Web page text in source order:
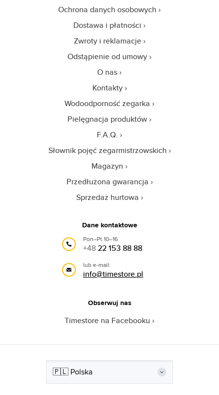
Ochrona danych osobowych
Dostawa i płatności
Zwroty i reklamacje
Odstąpienie od umowy
O nas
Kontakty
Wodoodporność zegarka
Pielęgnacja produktów
F.A.Q.
Słownik pojęć zegarmistrzowskich
Magazyn
Przedłużona gwarancja
Sprzedaż hurtowa
Dane kontaktowe
Pon–Pt 10–16
+4822 153 88 88
lub e-mail:
info@timestore.pl
Obserwuj nas
Timestore na Facebooku